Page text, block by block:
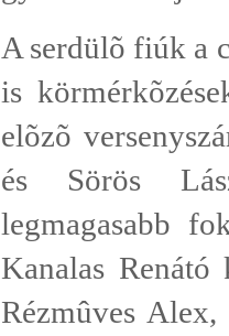
A serdülõ fiúk a
is
elõzõ
és Sörös
legmagasabb
Kanalas
Rézmûves